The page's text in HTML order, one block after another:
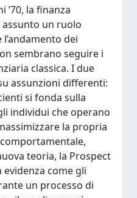
’70, la finanza
un ruolo
dei
sembrano seguire i
classica. I due
assunzioni differenti:
si fonda sulla
individui che operano
la propria
teoria, la Prospect
come gli
un processo di